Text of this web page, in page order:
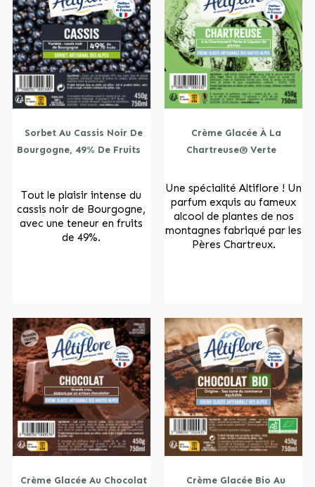
Sorbet Au Cassis Noir De
Bourgogne, 49% De Fruits
Tout le plaisir intense du
cassis noir de Bourgogne,
avec une teneur en fruits
de 49%.
Crème Glacée À La
Chartreuse® Verte
Une spécialité Altiflore ! Un
parfum exquis au fameux
alcool de plantes de nos
montagnes fabriqué par les
Pères Chartreux.
Crème Glacée Au Chocolat
Crème Glacée Bio Au